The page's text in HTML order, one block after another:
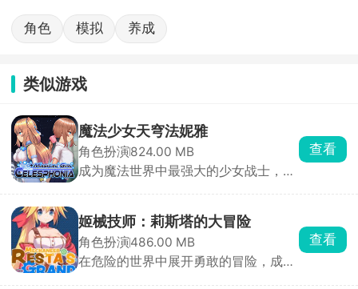
角色 模拟 养成
类似游戏
魔法少女天穹法妮雅
角色扮演824.00 MB
成为魔法世界中最强大的少女战士，守
查看
姬械技师：莉斯塔的大冒险
角色扮演486.00 MB
在危险的世界中展开勇敢的冒险，成为
查看